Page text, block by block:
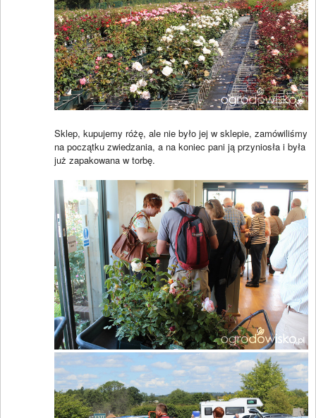
Sklep, kupujemy różę, ale nie było jej w sklepie, zamówiliśmy
na początku zwiedzania, a na koniec pani ją przyniosła i była
już zapakowana w torbę.